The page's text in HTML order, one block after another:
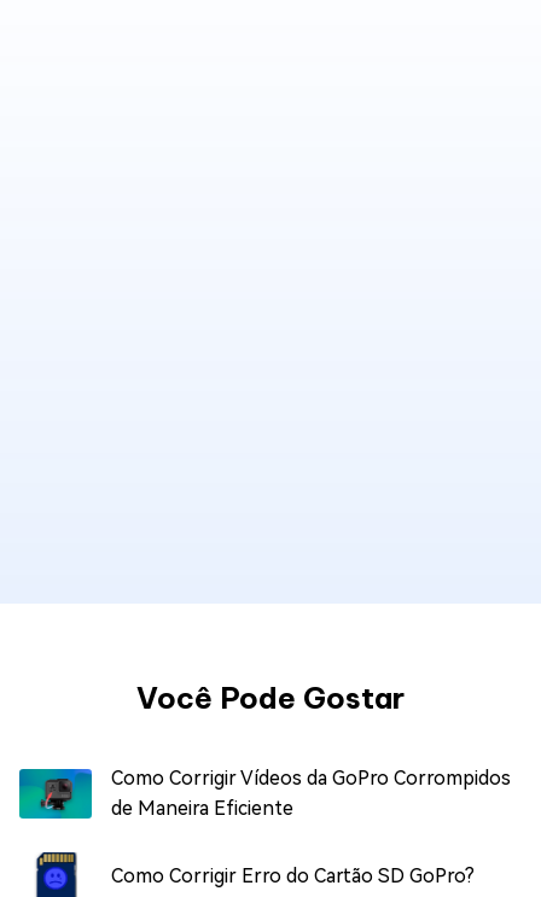
Você Pode Gostar
Como Corrigir Vídeos da GoPro Corrompidos
de Maneira Eficiente
Como Corrigir Erro do Cartão SD GoPro?